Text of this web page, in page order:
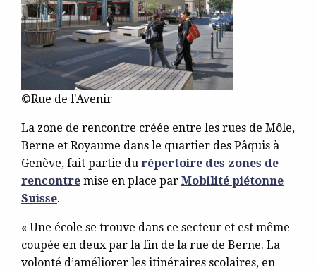
©Rue de l'Avenir
La zone de rencontre créée entre les rues de Môle,
Berne et Royaume dans le quartier des Pâquis à
Genève, fait partie du répertoire des zones de
rencontre mise en place par Mobilité piétonne
Suisse.
« Une école se trouve dans ce secteur et est même
coupée en deux par la fin de la rue de Berne. La
volonté d’améliorer les itinéraires scolaires, en